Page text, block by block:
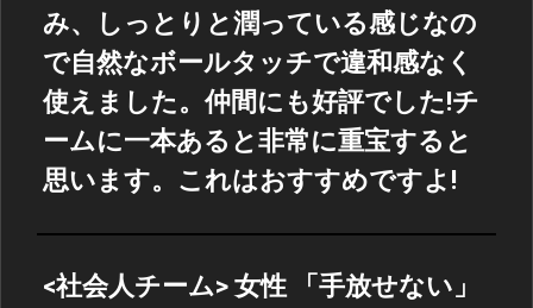
み、しっとりと潤っている感じなの
で自然なボールタッチで違和感なく
使えました。仲間にも好評でした!チ
ームに一本あると非常に重宝すると
思います。これはおすすめですよ!
<社会人チーム> 女性 「手放せない」